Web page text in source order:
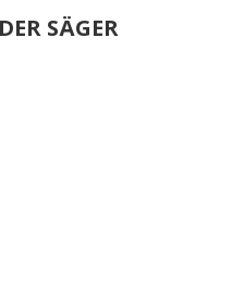
SÄGER